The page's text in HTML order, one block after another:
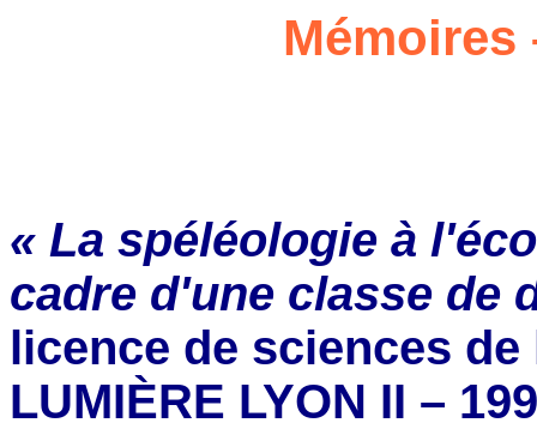
Mémoires
« La spéléologie à
cadre d'une classe de
licence de sciences
LUMIÈRE LYON II –